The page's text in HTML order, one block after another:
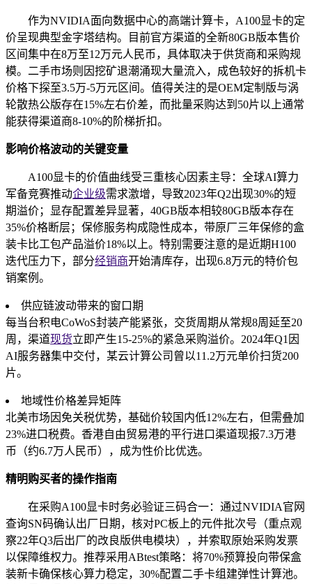
作为NVIDIA面向数据中心的高端计算卡，A100显卡的定
价呈现典型金字塔结构。目前官方渠道的全新80GB版本售价
区间集中在8万至12万元人民币，具体取决于供货商和采购规
模。二手市场则因挖矿退潮涌现大量流入，成色较好的拆机卡
价格下探至3.5万-5万元区间。值得关注的是OEM定制版与涡
轮散热公版存在15%左右价差，而批量采购达到50片以上通常
能获得渠道商8-10%的阶梯折扣。
影响价格波动的关键变量
A100显卡的价值曲线受三重核心因素主导：全球AI算力
军备竞赛推动企业级需求激增，导致2023年Q2出现30%的短
期溢价；显存配置差异显著，40GB版本相较80GB版本存在
35%价格断层；保修服务构成隐性成本，带原厂三年保修的盒
装卡比工包产品溢价18%以上。特别需要注意的是近期H100
迭代压力下，部分经销商开始清库存，出现6.8万元的特价包
销案例。
供应链波动带来的窗口期
每当台积电CoWoS封装产能紧张，交货周期从常规8周延至20
周，渠道现货立即产生15-25%的紧急采购溢价。2024年Q1因
AI服务器集中交付，某云计算公司曾以11.2万元单价扫货200
片。
地域性价格差异矩阵
北美市场因免关税优势，基础价较国内低12%左右，但需叠加
23%进口税费。香港自由贸易港的平行进口渠道现报7.3万港
币（约6.7万人民币），成为性价比优选。
精明购买者的操作指南
在采购A100显卡时务必验证三码合一：通过NVIDIA官网
查询SN码确认出厂日期，核对PC板上的元件批次号（重点观
察22年Q3后出厂的改良版供电模块），并索取原始采购发票
以保障维权力。推荐采用ABtest策略：将70%预算投向带保盒
装新卡确保核心算力稳定，30%配置二手卡组建弹性计算池。